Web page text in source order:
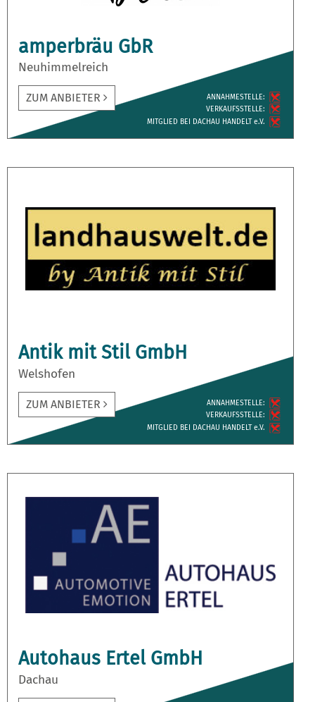
amperbräu GbR
Neuhimmelreich
ZUM ANBIETER
ANNAH­MESTELLE:
VERKAUFS­STELLE:
MITGLIED BEI DACHAU HANDELT e.V.
Antik mit Stil GmbH
Welshofen
ZUM ANBIETER
ANNAH­MESTELLE:
VERKAUFS­STELLE:
MITGLIED BEI DACHAU HANDELT e.V.
Autohaus Ertel GmbH
Dachau